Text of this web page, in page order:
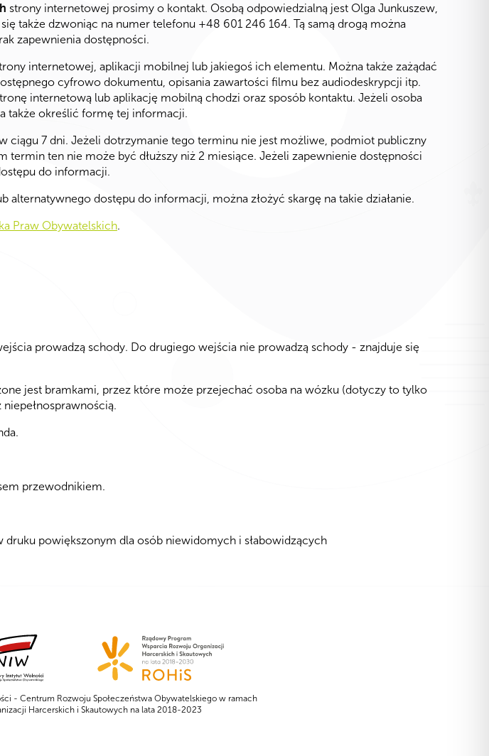
strony internetowej prosimy o kontakt. Osobą odpowiedzialną jest Olga Junkuszew,
także dzwoniąc na numer telefonu +48 601 246 164. Tą samą drogą można
zapewnienia dostępności.
internetowej, aplikacji mobilnej lub jakiegoś ich elementu. Można także zażądać
cyfrowo dokumentu, opisania zawartości filmu bez audiodeskrypcji itp.
internetową lub aplikację mobilną chodzi oraz sposób kontaktu. Jeżeli osoba
także określić formę tej informacji.
ciągu 7 dni. Jeżeli dotrzymanie tego terminu nie jest możliwe, podmiot publiczny
ten nie może być dłuższy niż 2 miesiące. Jeżeli zapewnienie dostępności
do informacji.
dostępu do informacji, można złożyć skargę na takie działanie.
Praw Obywatelskich.
prowadzą schody. Do drugiego wejścia nie prowadzą schody - znajduje się
jest bramkami, przez które może przejechać osoba na wózku (dotyczy to tylko
przewodnikiem.
powiększonym dla osób niewidomych i słabowidzących
- Centrum Rozwoju Społeczeństwa Obywatelskiego w ramach
Harcerskich i Skautowych na lata 2018-2023